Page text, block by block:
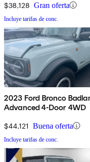
$38,128 Gran oferta
Incluye tarifas de conc.
2023 Ford Bronco
Advanced 4-Door 4WD
$44,121 Buena oferta
Incluye tarifas de conc.